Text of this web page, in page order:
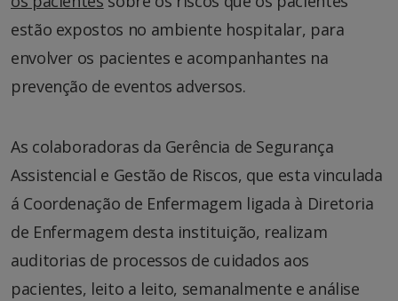
estão expostos no ambiente hospitalar, para
envolver os pacientes e acompanhantes na
prevenção de eventos adversos.
As colaboradoras da Gerência de Segurança
Assistencial e Gestão de Riscos, que esta vinculada
á Coordenação de Enfermagem ligada à Diretoria
de Enfermagem desta instituição, realizam
auditorias de processos de cuidados aos
pacientes, leito a leito, semanalmente e análise